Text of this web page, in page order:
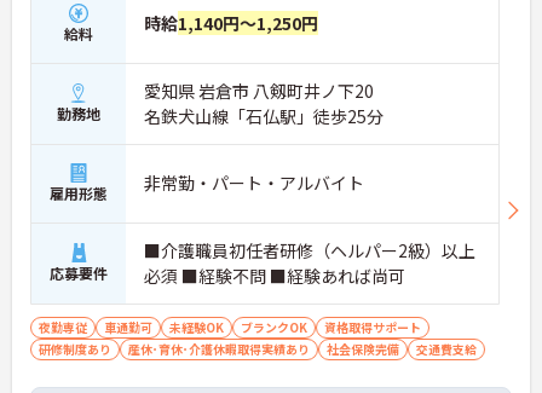
給料 時給1,140円～1,250円
勤務地
愛知県 岩倉市 八剱町井ノ下20
名鉄犬山線「石仏駅」徒歩25分
雇用形態 非常勤・パート・アルバイト
応募要件
■介護職員初任者研修（ヘルパー2級）以上
必須 ■経験不問 ■経験あれば尚可
夜勤専従 車通勤可 未経験OK ブランクOK
資格取得サポート
研修制度あり
産休･育休･介護休暇取得実績あり 社会保険完備 交通費支給